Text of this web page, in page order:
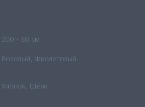
200 × 80 см
Розовый, Фиолетовый
Хлопок, Шёлк